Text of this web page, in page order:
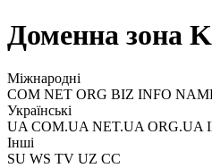
Доменна зона
Міжнародні
COM NET ORG BIZ INFO
Українські
UA COM.UA NET.UA ORG.UA
Інші
SU WS TV UZ CC